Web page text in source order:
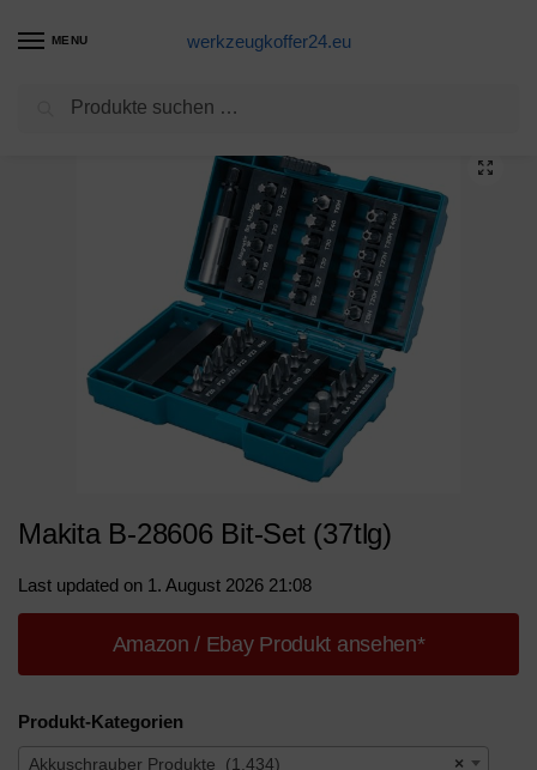
MENU werkzeugkoffer24.eu
Akkuschrauber Produkte
Makita B-28606 Bit-Set (37tlg)
Last updated on 1. August 2026 21:08
Amazon / Ebay Produkt ansehen*
Produkt-Kategorien
×
Akkuschrauber Produkte (1.434)